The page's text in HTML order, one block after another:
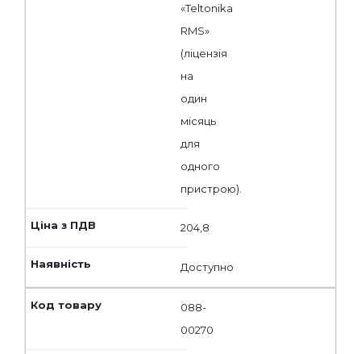
«Teltonika
RMS»
(ліцензія
на
один
місяць
для
одного
пристрою).
204,8
Доступно
088-
00270